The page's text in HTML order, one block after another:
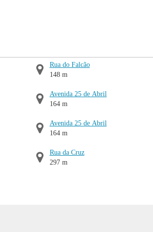
Rua do Falcão
148 m
Avenida 25 de Abril
164 m
Avenida 25 de Abril
164 m
Rua da Cruz
297 m